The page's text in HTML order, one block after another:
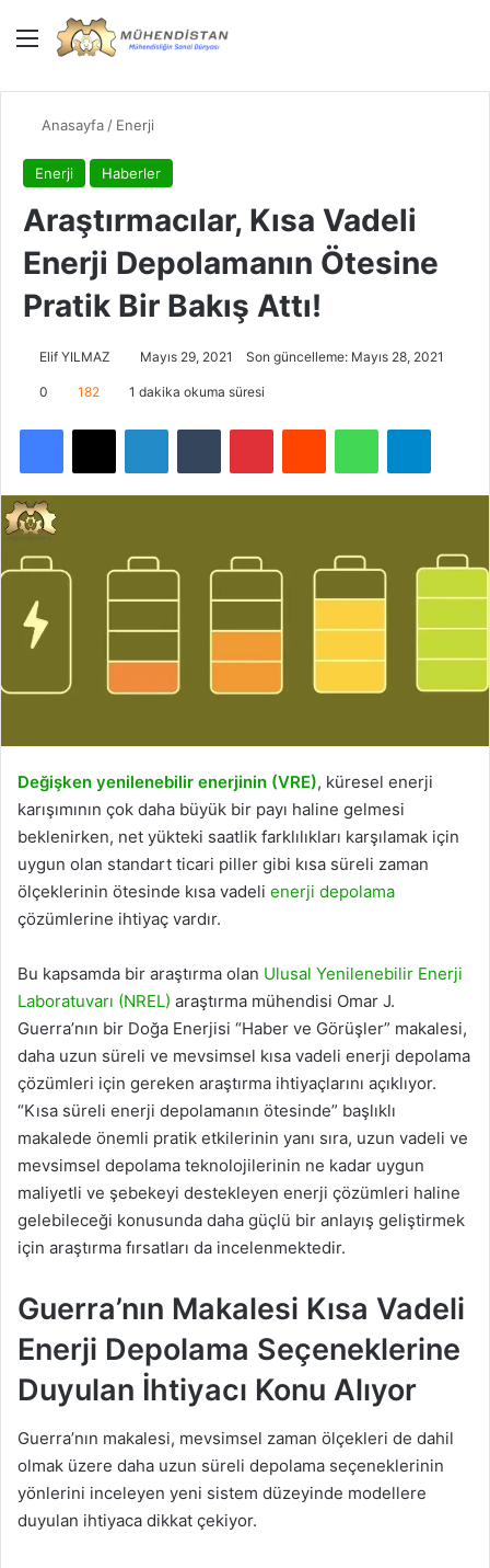
Menü
Anasayfa / Enerji
Enerji Haberler
Araştırmacılar, Kısa Vadeli
Enerji Depolamanın Ötesine
Pratik Bir Bakış Attı!
Elif YILMAZ Mayıs 29, 2021 Son güncelleme: Mayıs 28, 2021
0 182 1 dakika okuma süresi
Facebook
X LinkedInTumblr PinterestReddit WhatsApp
Değişken yenilenebilir enerjinin (VRE), küresel enerji
karışımının çok daha büyük bir payı haline gelmesi
beklenirken, net yükteki saatlik farklılıkları karşılamak için
uygun olan standart ticari piller gibi kısa süreli zaman
ölçeklerinin ötesinde kısa vadeli enerji depolama
çözümlerine ihtiyaç vardır.
Bu kapsamda bir araştırma olan Ulusal Yenilenebilir Enerji
Laboratuvarı (NREL) araştırma mühendisi Omar J.
Guerra’nın bir Doğa Enerjisi “Haber ve Görüşler” makalesi,
daha uzun süreli ve mevsimsel kısa vadeli enerji depolama
çözümleri için gereken araştırma ihtiyaçlarını açıklıyor.
“Kısa süreli enerji depolamanın ötesinde” başlıklı
makalede önemli pratik etkilerinin yanı sıra, uzun vadeli ve
mevsimsel depolama teknolojilerinin ne kadar uygun
maliyetli ve şebekeyi destekleyen enerji çözümleri haline
gelebileceği konusunda daha güçlü bir anlayış geliştirmek
için araştırma fırsatları da incelenmektedir.
Guerra’nın Makalesi Kısa Vadeli
Enerji Depolama Seçeneklerine
Duyulan İhtiyacı Konu Alıyor
Guerra’nın makalesi, mevsimsel zaman ölçekleri de dahil
olmak üzere daha uzun süreli depolama seçeneklerinin
yönlerini inceleyen yeni sistem düzeyinde modellere
duyulan ihtiyaca dikkat çekiyor.